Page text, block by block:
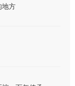
地方